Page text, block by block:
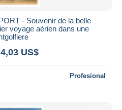
- Souvenir de la belle
voyage aérien dans une
US$
Profesional